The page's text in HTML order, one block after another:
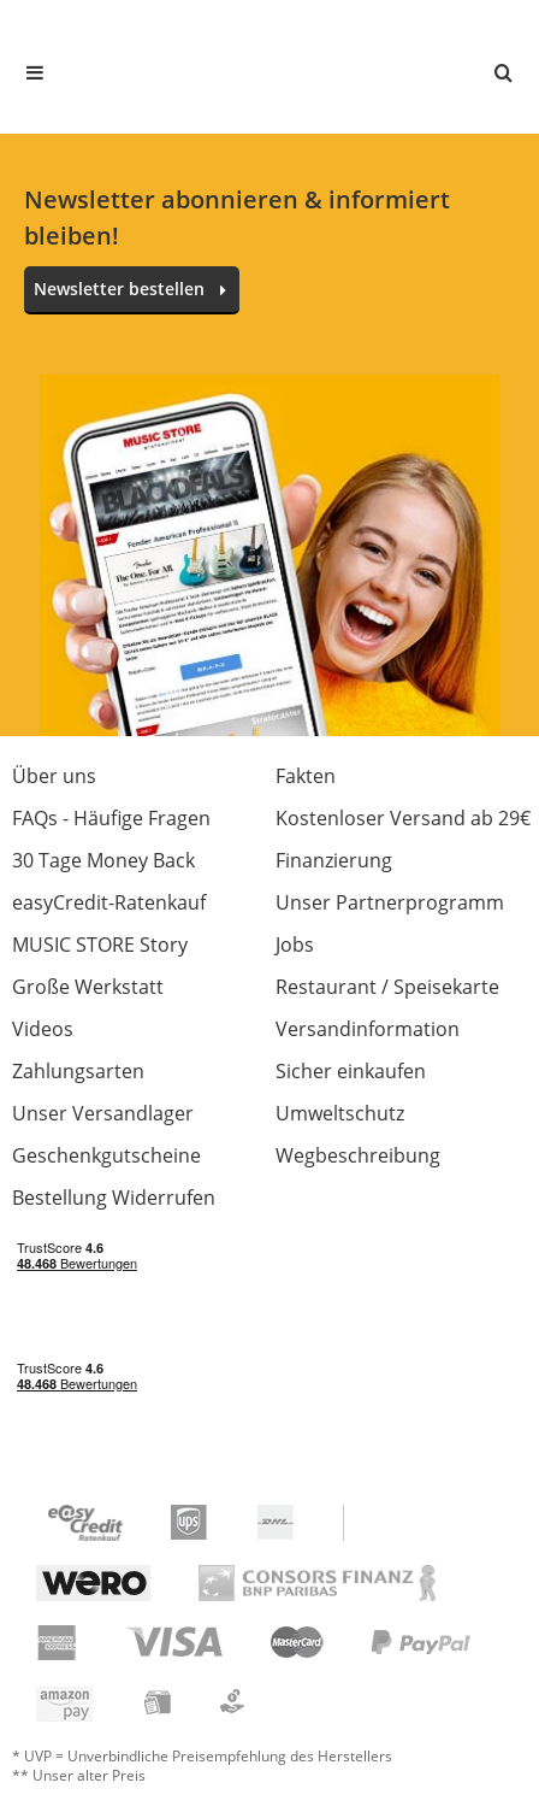
1 Sterne
0 Kunden
Alle Sprachen
Jetzt bewerten
Newsletter abonnieren & informiert
bleiben!
Newsletter bestellen
Über uns
Fakten
FAQs - Häufige Fragen
Kostenloser Versand ab 29€
30 Tage Money Back
Finanzierung
easyCredit-Ratenkauf
Unser Partnerprogramm
MUSIC STORE Story
Jobs
Große Werkstatt
Restaurant / Speisekarte
Videos
Versandinformation
Zahlungsarten
Sicher einkaufen
Unser Versandlager
Umweltschutz
Geschenkgutscheine
Wegbeschreibung
Bestellung Widerrufen
* UVP = Unverbindliche Preisempfehlung des Herstellers
** Unser alter Preis